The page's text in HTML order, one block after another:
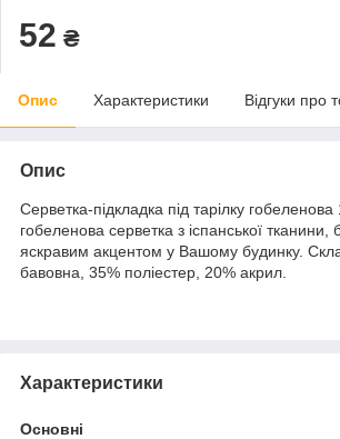
52 ₴
Опис Характеристики Відгуки про
Опис
Серветка-підкладка під тарілку
гобеленова серветка з іспанської
яскравим акцентом у Вашому будинку.
бавовна, 35% поліестер, 20% акрил.
Характеристики
Основні